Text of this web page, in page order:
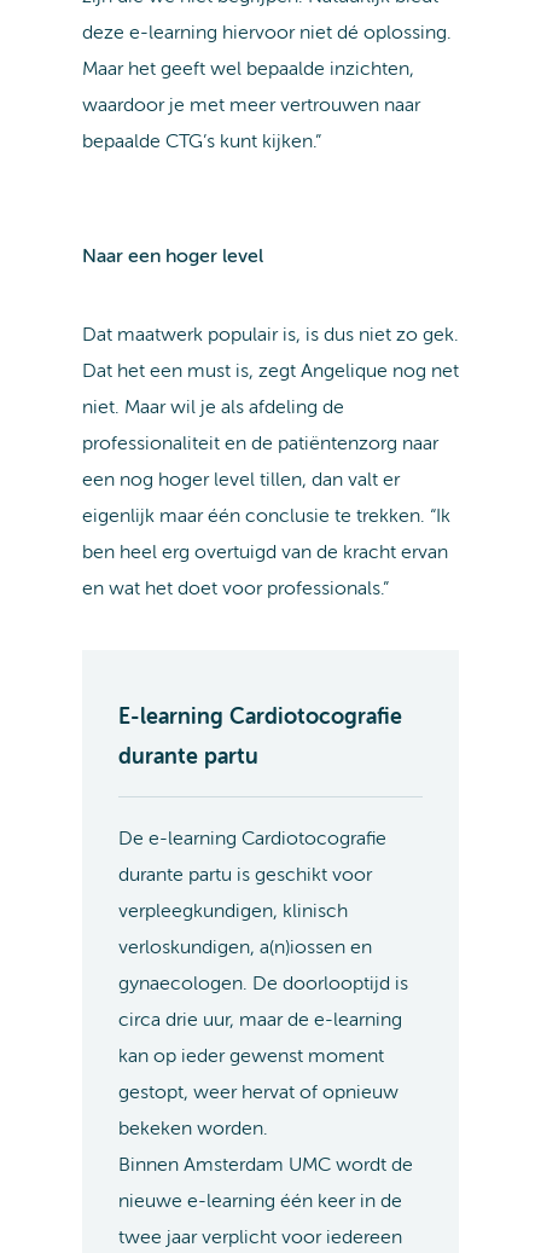
deze e-learning hiervoor niet dé oplossing.
Maar het geeft wel bepaalde inzichten,
waardoor je met meer vertrouwen naar
bepaalde CTG’s kunt kijken.”
Naar een hoger level
Dat maatwerk populair is, is dus niet zo gek.
Dat het een must is, zegt Angelique nog net
niet. Maar wil je als afdeling de
professionaliteit en de patiëntenzorg naar
een nog hoger level tillen, dan valt er
eigenlijk maar één conclusie te trekken. “Ik
ben heel erg overtuigd van de kracht ervan
en wat het doet voor professionals.”
E-learning Cardiotocografie
durante partu
De e-learning Cardiotocografie
durante partu is geschikt voor
verpleegkundigen, klinisch
verloskundigen, a(n)iossen en
gynaecologen. De doorlooptijd is
circa drie uur, maar de e-learning
kan op ieder gewenst moment
gestopt, weer hervat of opnieuw
bekeken worden.
Binnen Amsterdam UMC wordt de
nieuwe e-learning één keer in de
twee jaar verplicht voor iedereen